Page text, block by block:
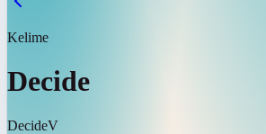
Kelime
Decide
DecideV